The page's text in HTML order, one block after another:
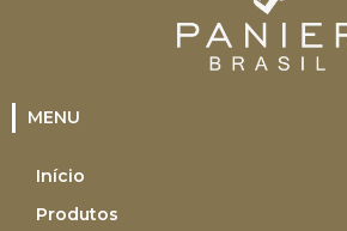
MENU
Início
Produtos